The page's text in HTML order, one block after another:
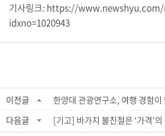
기사링크: https://
idxno=1020943
이전글
한양대 관광연구소, 여행 경험
다음글
[기고] 바가지 불친절은 ‘가격’